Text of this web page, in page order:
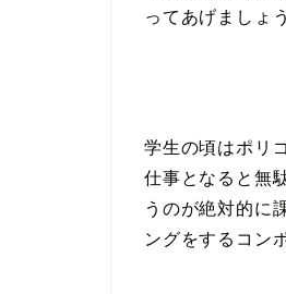
ってあげましょ
学生の頃はポリ
仕事となると無
うのが絶対的に
ングをするコン